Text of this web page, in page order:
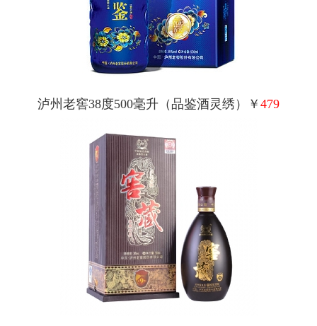
泸州老窖38度500毫升（品鉴酒灵绣）￥ 479